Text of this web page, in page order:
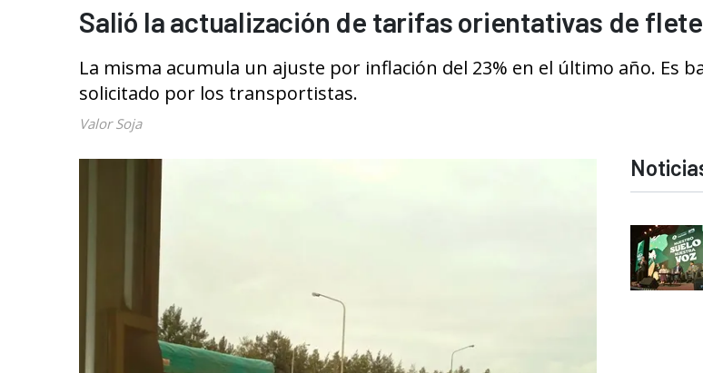
Salió la actualización de tarifas orientativas de
La misma acumula un ajuste por inflación del 23% en el último año. Es
solicitado por los transportistas.
Valor Soja